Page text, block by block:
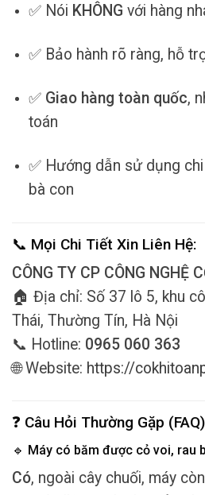
✅ Nói KHÔNG với hàng
✅ Bảo hành rõ ràng, hỗ
✅ Giao hàng toàn quốc,
toán
✅ Hướng dẫn sử dụng
bà con
📞 Mọi Chi Tiết Xin Liên Hệ:
CÔNG TY CP CÔNG NGHỆ
🏠 Địa chỉ: Số 37 lô 5, khu
Thái, Thường Tín, Hà Nội
📞 Hotline: 0965 060 363
🌐 Website: https://
❓ Câu Hỏi Thường Gặp (FAQ)
🔹 Máy có băm được cỏ voi, rau
Có, ngoài cây chuối, máy